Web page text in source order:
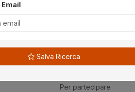
Normativa
Per partecipare
Salva Ricerca